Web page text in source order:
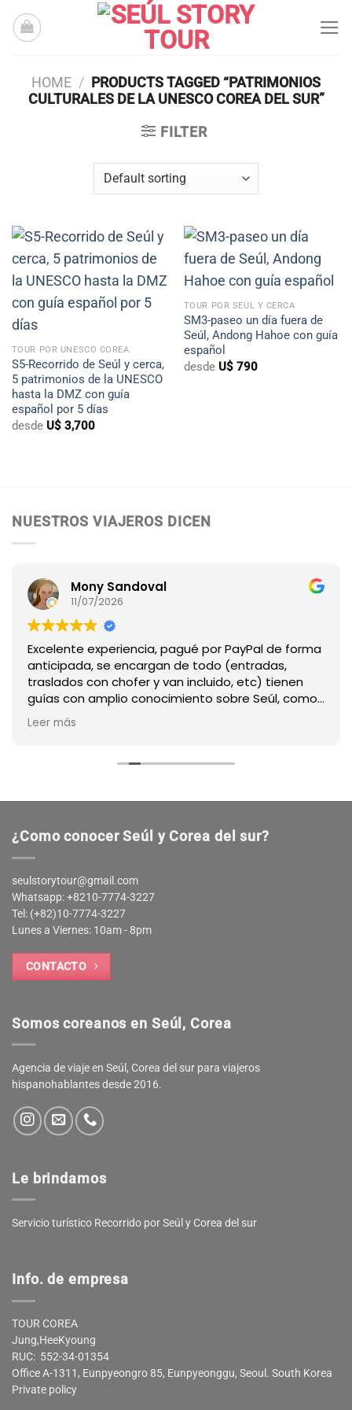
Skip
HOME /
PRODUCTS TAGGED “PATRIMONIOS
CULTURALES DE LA UNESCO COREA DEL SUR”
FILTER
TOUR POR UNESCO COREA
S5-Recorrido de Seúl y cerca,
5 patrimonios de la UNESCO
hasta la DMZ con guía
español por 5 días
desde U$3,700
TOUR POR SEÚL Y CERCA
SM3-paseo un día fuera de
Seúl, Andong Hahoe con guía
español
desde U$790
NUESTROS VIAJEROS DICEN
Mony Sandoval
11/07/2026
Excelente experiencia, pagué por PayPal de forma
anticipada, se encargan de todo (entradas,
traslados con chofer y van incluido, etc) tienen
guías con amplio conocimiento sobre Seúl, como
Miguel que hizo nuestros paseos muy agradables.
También puedes armar tu propio plan que se
Leer más
¿Como conocer Seúl y Corea del sur?
seulstorytour@gmail.com
Whatsapp: +8210-7774-3227
Tel: (+82)10-7774-3227
Lunes a Viernes: 10am - 8pm
CONTACTO
Somos coreanos en Seúl, Corea
Agencia de viaje en Seúl, Corea del sur para viajeros
hispanohablantes desde 2016.
Le brindamos
Servicio turístico Recorrido por Seúl y Corea del sur
Info. de empresa
TOUR COREA
Jung,HeeKyoung
RUC: 552-34-01354
Office A-1311, Eunpyeongro 85, Eunpyeonggu, Seoul. South Korea
Private policy